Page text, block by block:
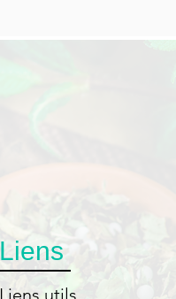
Liens
Liens utils